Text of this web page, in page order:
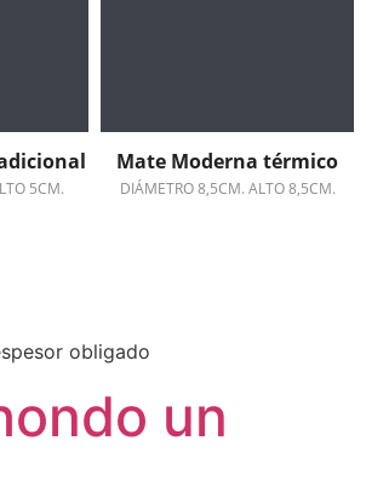
5CM.
Mate Moderna térmico
DIÁMETRO 8,5CM. ALTO 8,5CM.
obligado
un